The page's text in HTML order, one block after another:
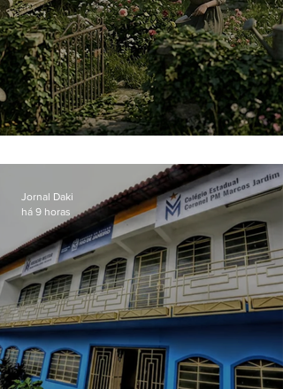
Jornal Daki
há 9 horas